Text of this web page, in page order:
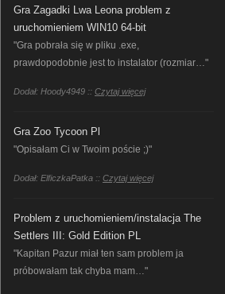
Gra Zagadki Lwa Leona problem z
uruchomieniem WIN10 64-bit
"Gra pobrała się w pliku .exe,
prawdopodobnie jest to instalator (rozmiar…"
Dodał: Hoody4949 :: Czytaj więcej
Gra Zoo Tycoon Pl
"Opisałam Ci w Twoim poście ;)"
Dodał: ElficzkaPatka :: Czytaj więcej
Problem z uruchomieniem/instalacja The
Settlers III: Gold Edition PL
"Kapitan Pazur miał ten sam problem ja
próbowałam tak chyba mam…"